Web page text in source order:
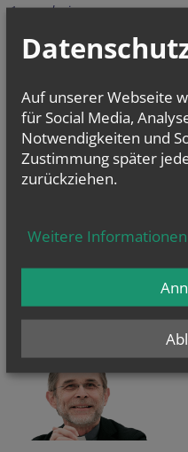
vorherige
Mt 17, 14b–20
Wenn ihr Glauben habt, wird
NAMENSTAGE
Hildiger, Hl....
Auf unserer Webseite
für Social Media,
Notwendigkeiten und
Zustimmung später
zurückziehen.
Weitere